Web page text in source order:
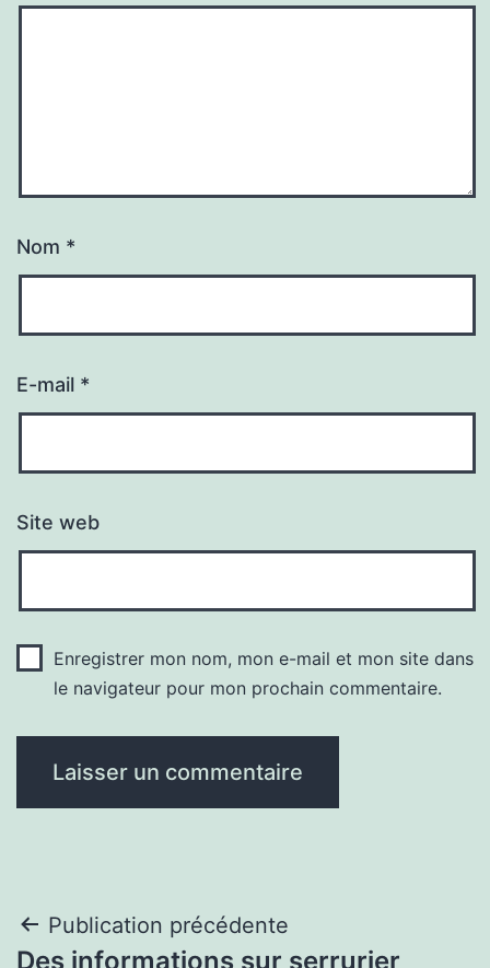
Nom *
E-mail *
Site web
Enregistrer mon nom, mon e-mail et mon site dans
le navigateur pour mon prochain commentaire.
Navigation
Publication précédente
Des informations sur serrurier